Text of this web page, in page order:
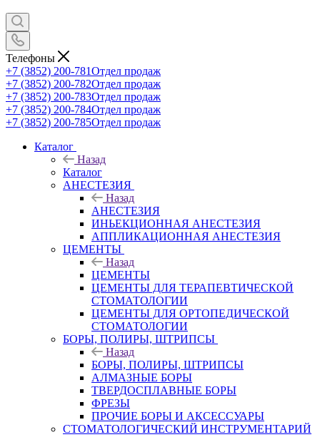
Телефоны
+7 (3852) 200-781Отдел продаж
+7 (3852) 200-782Отдел продаж
+7 (3852) 200-783Отдел продаж
+7 (3852) 200-784Отдел продаж
+7 (3852) 200-785Отдел продаж
Каталог
Назад
Каталог
АНЕСТЕЗИЯ
Назад
АНЕСТЕЗИЯ
ИНЬЕКЦИОННАЯ АНЕСТЕЗИЯ
АППЛИКАЦИОННАЯ АНЕСТЕЗИЯ
ЦЕМЕНТЫ
Назад
ЦЕМЕНТЫ
ЦЕМЕНТЫ ДЛЯ ТЕРАПЕВТИЧЕСКОЙ
СТОМАТОЛОГИИ
ЦЕМЕНТЫ ДЛЯ ОРТОПЕДИЧЕСКОЙ
СТОМАТОЛОГИИ
БОРЫ, ПОЛИРЫ, ШТРИПСЫ
Назад
БОРЫ, ПОЛИРЫ, ШТРИПСЫ
АЛМАЗНЫЕ БОРЫ
ТВЕРДОСПЛАВНЫЕ БОРЫ
ФРЕЗЫ
ПРОЧИЕ БОРЫ И АКСЕССУАРЫ
СТОМАТОЛОГИЧЕСКИЙ ИНСТРУМЕНТАРИЙ